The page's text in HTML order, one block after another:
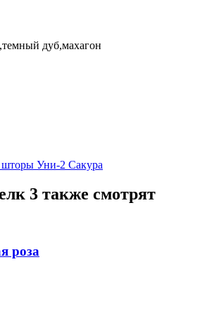
дуб,махагон
Уни-2 Сакура
3 также смотрят
роза